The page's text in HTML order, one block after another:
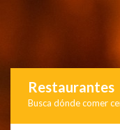
Restaurantes
Busca dónde comer